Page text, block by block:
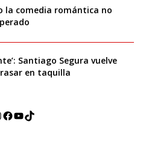
la comedia romántica no
Santiago Segura vuelve
en taquilla
Facebook
YouTube
TikTok